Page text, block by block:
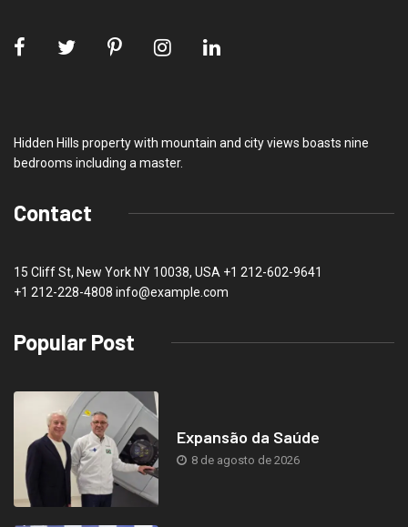
Hidden Hills property with mountain and city views boasts nine
bedrooms including a master.
Contact
15 Cliff St, New York NY 10038, USA +1 212-602-9641
+1 212-228-4808 info@example.com
Popular Post
Expansão da Saúde
8 de agosto de 2026